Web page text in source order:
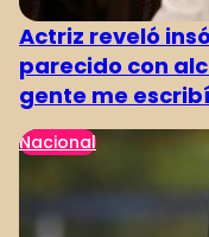
Actriz reveló
parecido con
gente me
Nacional